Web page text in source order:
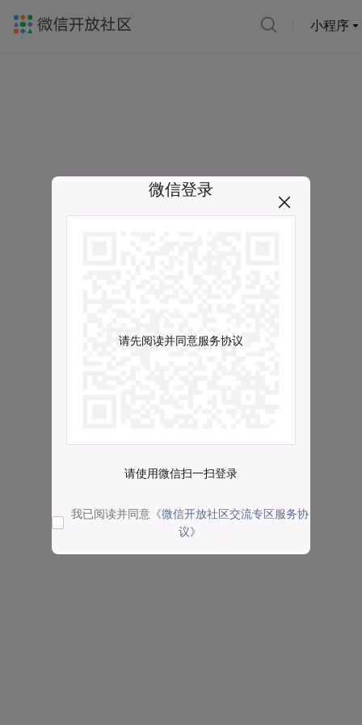
小程序
微信登录
请先阅读并同意服务协议
请使用微信扫一扫登录
我已阅读并同意 《微信开放社区交流专区服务协
议》